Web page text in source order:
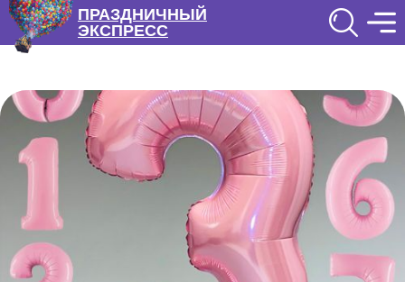
ПРАЗДНИЧНЫЙ
ЭКСПРЕСС